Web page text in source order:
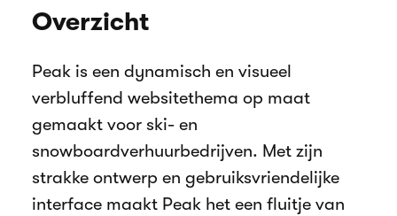
Overzicht
Peak is een dynamisch en visueel
verbluffend websitethema op maat
gemaakt voor ski- en
snowboardverhuurbedrijven. Met zijn
strakke ontwerp en gebruiksvriendelijke
interface maakt Peak het een fluitje van